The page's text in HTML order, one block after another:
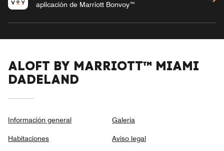
aplicación de Marriott Bonvoy™
ALOFT BY MARRIOTT™ MIAMI
DADELAND
Información general
Habitaciones
Galería
Aviso legal